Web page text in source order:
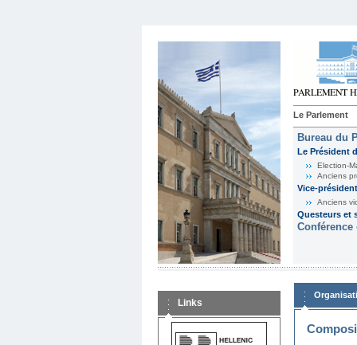
Le Parlement
Bureau du
Le Président
Election-
Anciens
Vice-
Anciens
Questeurs et
Links